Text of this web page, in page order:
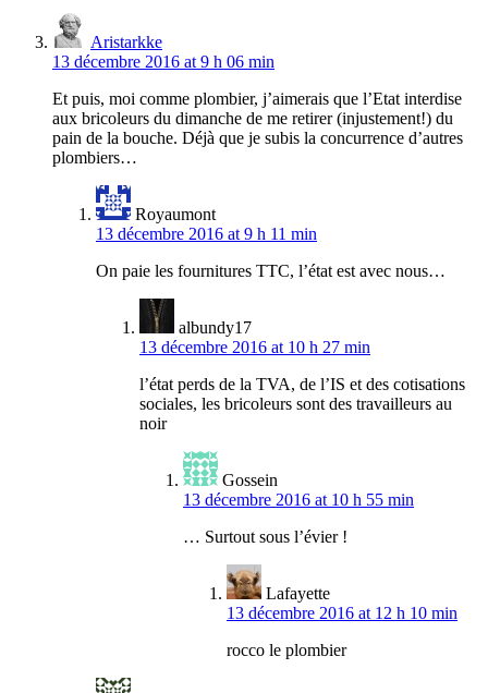
Aristarkke
13 décembre 2016 at 9 h 06 min
Et puis, moi comme plombier, j’aimerais que l’Etat interdise
aux bricoleurs du dimanche de me retirer (injustement!) du
pain de la bouche. Déjà que je subis la concurrence d’autres
plombiers…
Royaumont
13 décembre 2016 at 9 h 11 min
On paie les fournitures TTC, l’état est avec nous…
albundy17
13 décembre 2016 at 10 h 27 min
l’état perds de la TVA, de l’IS et des cotisations
sociales, les bricoleurs sont des travailleurs au
noir
Gossein
13 décembre 2016 at 10 h 55 min
… Surtout sous l’évier !
Lafayette
13 décembre 2016 at 12 h 10 min
rocco le plombier